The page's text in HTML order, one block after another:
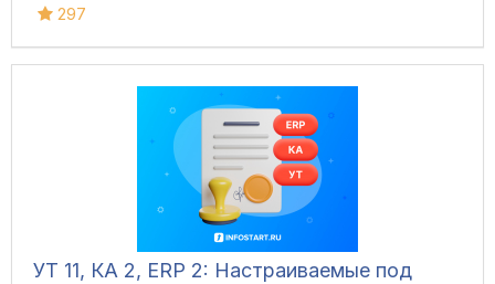
297
УТ 11, КА 2, ERP 2: Настраиваемые под